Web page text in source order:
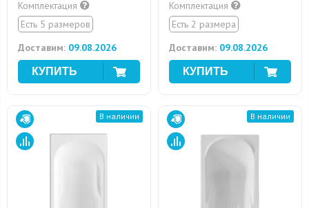
Комплектация
Есть 5 размеров
Доставим: 09.08.2026
Комплектация
Есть 2 размера
Доставим: 09.08.2026
В наличии В наличии